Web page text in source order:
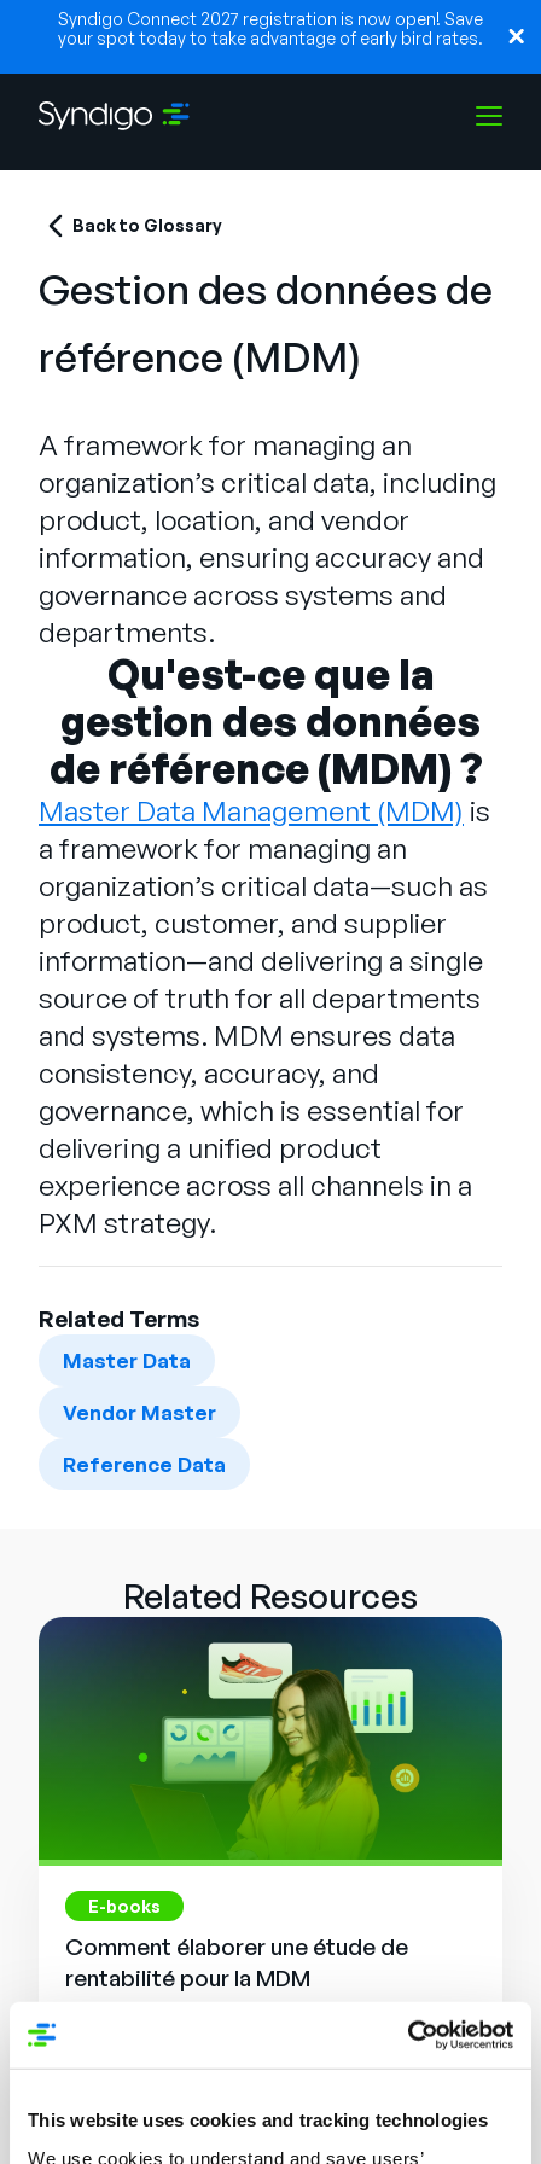
This website uses cookies and tracking technologies
We use cookies to understand and save users’
Syndigo Connect 2027 registration is now open! Save
your spot today to take advantage of early bird rates.
Industries
Partenaires
Ressources
Entreprise
Contactez notre équipe
commerciale
AIDESE CONNECTER
German
Français
Português
Related Terms
Master Data
Vendor Master
Reference Data
Back to Glossary
Gestion des données de
référence (MDM)
A framework for managing an
organization’s critical data, including
product, location, and vendor
information, ensuring accuracy and
governance across systems and
departments.
Qu'est-ce que la
gestion des données
de référence (MDM) ?
Master Data Management (MDM) is
a framework for managing an
organization’s critical data—such as
product, customer, and supplier
information—and delivering a single
source of truth for all departments
and systems. MDM ensures data
consistency, accuracy, and
governance, which is essential for
delivering a unified product
experience across all channels in a
PXM strategy.
Related Resources
E-books
Comment élaborer une étude de
rentabilité pour la MDM